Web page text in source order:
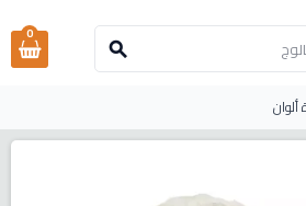
search
0